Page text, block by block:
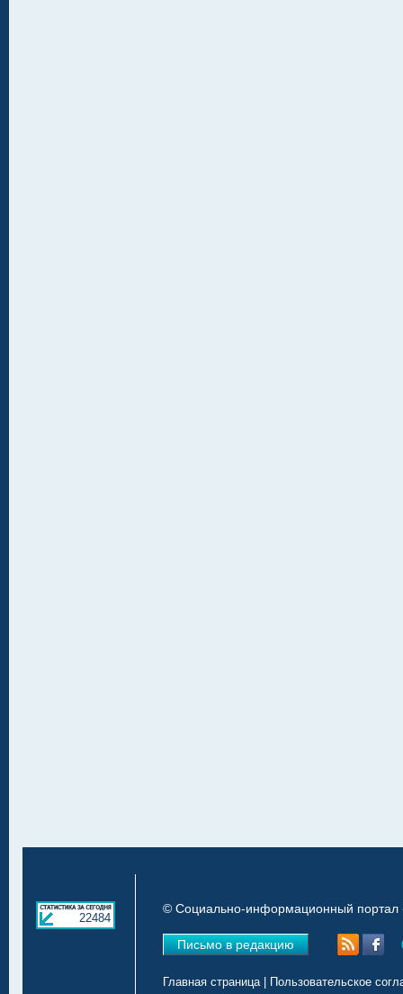
22484
© Социально-информационный портал
Письмо в редакцию
Главная страница| Пользовательское